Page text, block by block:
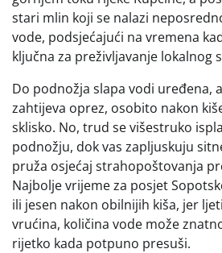
stari mlin koji se nalazi
vode, podsjećajući na vremena
ključna za preživljavanje lokalnog
Do podnožja slapa vodi uređena,
zahtijeva oprez, osobito nakon
sklisko. No, trud se višestruko
podnožju, dok vas zapljuskuju
pruža osjećaj strahopoštovanja
Najbolje vrijeme za posjet
ili jesen nakon obilnijih kiša, jer
vrućina, količina vode može
rijetko kada potpuno presuši.